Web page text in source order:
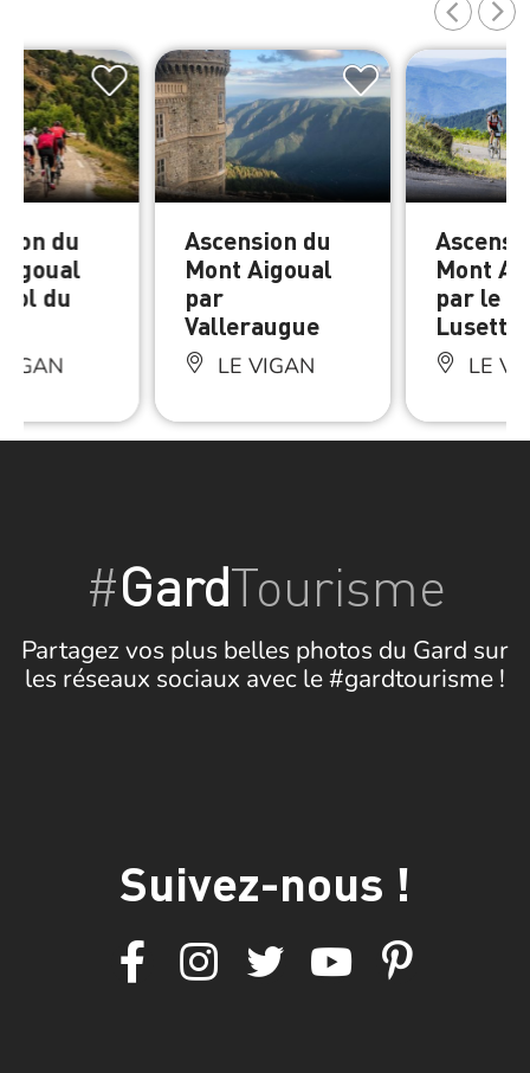
du
du
Ascension du
Mont Aigoual
par
Valleraugue
LE VIGAN
Mont
par le
Lusette
LE
#GardTourisme
Partagez vos plus belles photos du Gard sur
les réseaux sociaux avec le #gardtourisme !
Suivez-nous !